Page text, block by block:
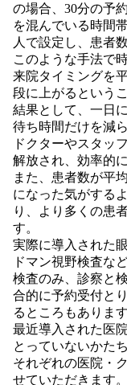
の場合、30分の予
を混んでいる時間
人で設定し、患者
このような手法で
来院タイミングを
段に上がるという
結果として、一日
待ち時間だけを減
ドクターやスタッ
解放され、効率的
また、患者数が平
になった気がする
り、より多くの患
す。
実際に導入された
ドマン視野検査な
検査のみ、診察と
合的に予約受付と
るところもあります
最近導入された医
とっていないかた
それぞれの医院・
せていただきます。